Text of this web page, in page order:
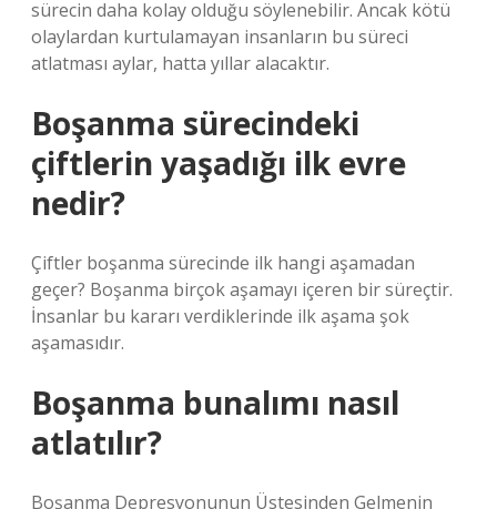
sürecin daha kolay olduğu söylenebilir. Ancak kötü
olaylardan kurtulamayan insanların bu süreci
atlatması aylar, hatta yıllar alacaktır.
Boşanma sürecindeki
çiftlerin yaşadığı ilk evre
nedir?
Çiftler boşanma sürecinde ilk hangi aşamadan
geçer? Boşanma birçok aşamayı içeren bir süreçtir.
İnsanlar bu kararı verdiklerinde ilk aşama şok
aşamasıdır.
Boşanma bunalımı nasıl
atlatılır?
Boşanma Depresyonunun Üstesinden Gelmenin